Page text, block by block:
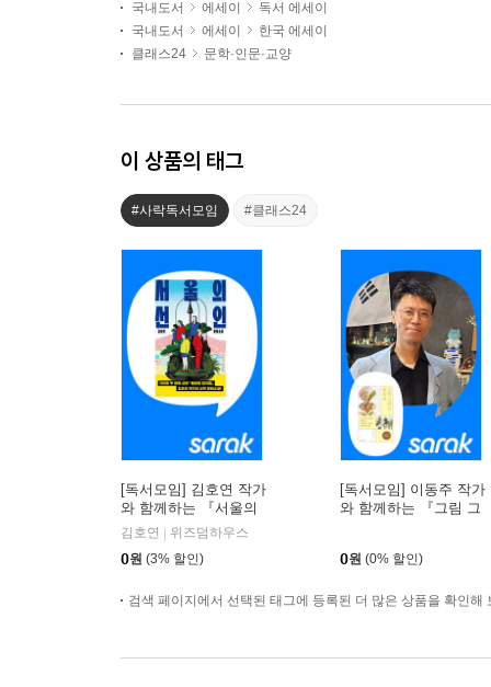
국내도서 에세이
독서 에세이
국내도서
에세이
한국 에세이
클래스24
문학·인문·교양
이 상품의 태그
#사락독서모임 #클래스24
[독서모임] 김호연 작가
와 함께하는 『서울의
선인』 북토크
김호연
위즈덤하우스
0원 (3% 할인)
[독서모임] 이동주 작가
와 함께하는 『그림 그
0원 (0% 할인)
검색 페이지에서 선택된 태그에 등록된 더 많은 상품을 확인해